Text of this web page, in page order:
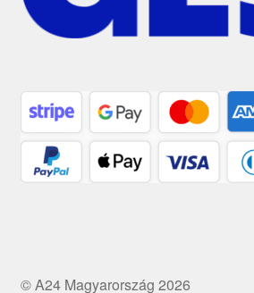
© A24 Magyarország 2026